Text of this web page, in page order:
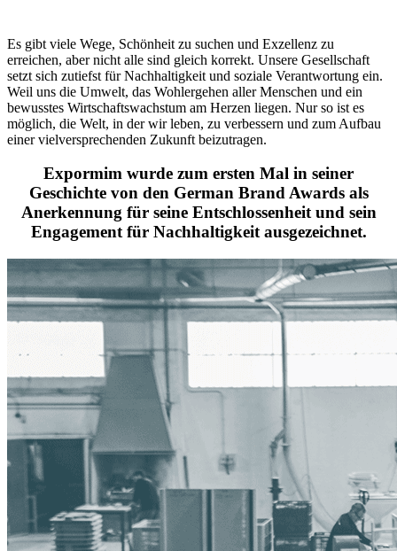
Es gibt viele Wege, Schönheit zu suchen und Exzellenz zu
erreichen, aber nicht alle sind gleich korrekt. Unsere Gesellschaft
setzt sich zutiefst für Nachhaltigkeit und soziale Verantwortung ein.
Weil uns die Umwelt, das Wohlergehen aller Menschen und ein
bewusstes Wirtschaftswachstum am Herzen liegen. Nur so ist es
möglich, die Welt, in der wir leben, zu verbessern und zum Aufbau
einer vielversprechenden Zukunft beizutragen.
Expormim wurde zum ersten Mal in seiner
Geschichte von den German Brand Awards als
Anerkennung für seine Entschlossenheit und sein
Engagement für Nachhaltigkeit ausgezeichnet.